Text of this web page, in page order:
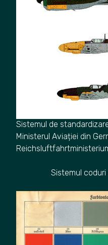
Sistemul de
Ministerul Aviației din
Sistemul coduri